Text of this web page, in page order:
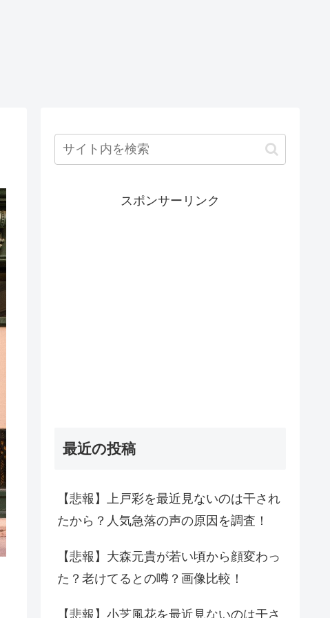
スポンサーリンク
最近の投稿
【悲報】上戸彩を最近見ないのは干され
たから？人気急落の声の原因を調査！
【悲報】大森元貴が若い頃から顔変わっ
た？老けてるとの噂？画像比較！
【悲報】小芝風花を最近見ないのは干さ